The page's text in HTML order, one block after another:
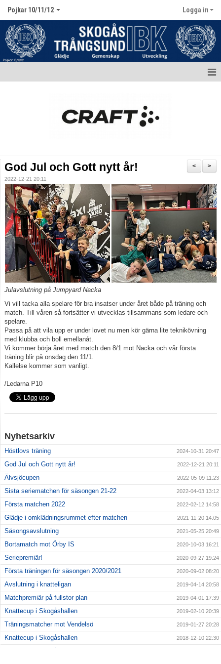
Pojkar 10/11/12 Logga in
>
<
God Jul och Gott nytt år!
2022-12-21 20:11
Julavslutning på Jumpyard Nacka
Vi vill tacka alla spelare för bra insatser under året både på träning och
match. Till våren så fortsätter vi utvecklas tillsammans som ledare och
spelare.
Passa på att vila upp er under lovet nu men kör gärna lite teknikövning
med klubba och boll emellanåt.
Vi kommer börja året med match den 8/1 mot Nacka och vår första
träning blir på onsdag den 11/1.
Kallelse kommer som vanligt.
/Ledarna P10
Nyhetsarkiv
Höstlovs träning 2024-10-31 20:47
God Jul och Gott nytt år! 2022-12-21 20:11
Älvsjöcupen 2022-05-09 11:23
Sista seriematchen för säsongen 21-22 2022-04-03 13:12
Första matchen 2022 2022-02-12 14:58
Glädje i omklädningsrummet efter matchen 2021-11-20 14:05
Säsongsavslutning 2021-05-25 20:49
Bortamatch mot Örby IS 2020-10-03 16:21
Seriepremiär! 2020-09-27 19:24
Första träningen för säsongen 2020/2021 2020-09-02 08:20
Avslutning i knatteligan 2019-04-14 20:58
Matchpremiär på fullstor plan 2019-04-01 17:39
Knattecup i Skogåshallen 2019-02-10 20:39
Träningsmatcher mot Vendelsö 2019-01-27 20:28
Knattecup i Skogåshallen 2018-12-10 22:30